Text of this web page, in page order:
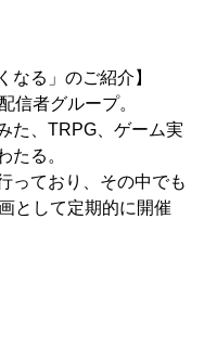
なる」のご紹介】
信者グループ。
た、TRPG、ゲーム実
たる。
っており、その中でも
として定期的に開催